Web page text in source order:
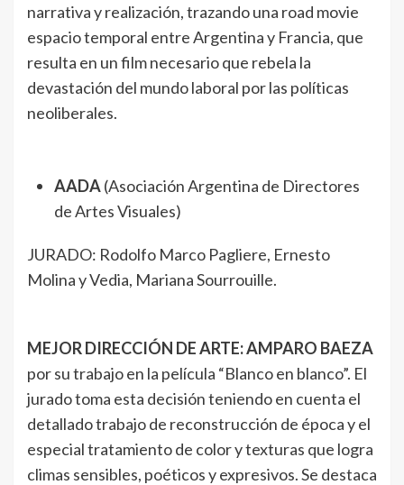
narrativa y realización, trazando una road movie
espacio temporal entre Argentina y Francia, que
resulta en un film necesario que rebela la
devastación del mundo laboral por las políticas
neoliberales.
AADA(Asociación Argentina de Directores
de Artes Visuales)
JURADO: Rodolfo Marco Pagliere, Ernesto
Molina y Vedia, Mariana Sourrouille.
MEJOR DIRECCIÓN DE ARTE: AMPARO BAEZA
por su trabajo en la película “Blanco en blanco”. El
jurado toma esta decisión teniendo en cuenta el
detallado trabajo de reconstrucción de época y el
especial tratamiento de color y texturas que logra
climas sensibles, poéticos y expresivos. Se destaca